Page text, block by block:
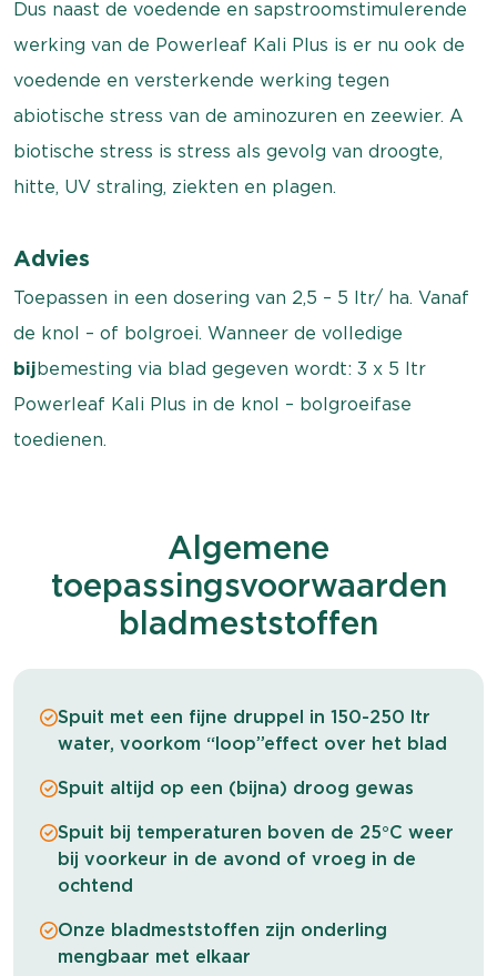
Dus naast de voedende en sapstroomstimulerende
werking van de Powerleaf Kali Plus is er nu ook de
voedende en versterkende werking tegen
abiotische stress van de aminozuren en zeewier. A
biotische stress is stress als gevolg van droogte,
hitte, UV straling, ziekten en plagen.
Advies
Toepassen in een dosering van 2,5 – 5 ltr/ ha. Vanaf
de knol – of bolgroei. Wanneer de volledige
bijbemesting via blad gegeven wordt: 3 x 5 ltr
Powerleaf Kali Plus in de knol – bolgroeifase
toedienen.
Algemene
toepassingsvoorwaarden
bladmeststoffen
Spuit met een fijne druppel in 150-250 ltr
water, voorkom “loop”effect over het blad
Spuit altijd op een (bijna) droog gewas
Spuit bij temperaturen boven de 25°C weer
bij voorkeur in de avond of vroeg in de
ochtend
Onze bladmeststoffen zijn onderling
mengbaar met elkaar